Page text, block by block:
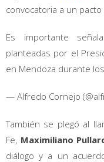
convocatoria a un
Es importante
planteadas por el
en Mendoza durante
— Alfredo Cornejo
También se plegó al
Fe, Maximiliano
diálogo y a un